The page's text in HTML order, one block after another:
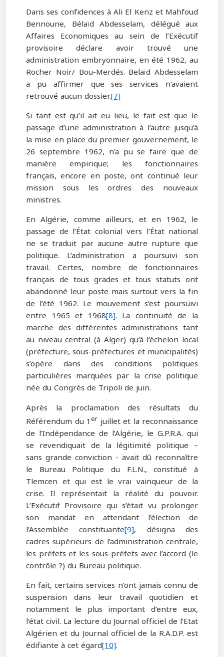
Dans ses confidences à Ali El Kenz et Mahfoud
Bennoune, Bélaïd Abdesselam, délégué aux
Affaires Economiques au sein de l’Exécutif
provisoire déclare avoir trouvé une
administration embryonnaire, en été 1962, au
Rocher Noir/ Bou-Merdés. Belaïd Abdesselam
a pu affirmer que ses services n’avaient
retrouvé aucun dossier.[7]
Si tant est qu’il ait eu lieu, le fait est que le
passage d’une administration à l’autre jusqu’à
la mise en place du premier gouvernement, le
26 septembre 1962, n'a pu se faire que de
manière empirique; les fonctionnaires
français, encore en poste, ont continué leur
mission sous les ordres des nouveaux
ministres.
En Algérie, comme ailleurs, et en 1962, le
passage de l’État colonial vers l’État national
ne se traduit par aucune autre rupture que
politique. L’administration a poursuivi son
travail. Certes, nombre de fonctionnaires
français de tous grades et tous statuts ont
abandonné leur poste mais surtout vers la fin
de l’été 1962. Le mouvement s’est poursuivi
entre 1965 et 1968[8]. La continuité de la
marche des différentes administrations tant
au niveau central (à Alger) qu’à l’échelon local
(préfecture, sous-préfectures et municipalités)
s’opère dans des conditions politiques
particulières marquées par la crise politique
née du Congrès de Tripoli de juin.
Après la proclamation des résultats du
Référendum du 1er juillet et la reconnaissance
de l’Indépendance de l’Algérie, le G.P.R.A. qui
se revendiquait de la légitimité politique –
sans grande conviction - avait dû reconnaître
le Bureau Politique du F.L.N., constitué à
Tlemcen et qui est le vrai vainqueur de la
crise. Il représentait la réalité du pouvoir.
L’Exécutif Provisoire qui s’était vu prolonger
son mandat en attendant l’élection de
l’Assemblée constituante[9], désigna des
cadres supérieurs de l’administration centrale,
les préfets et les sous-préfets avec l’accord (le
contrôle ?) du Bureau politique.
En fait, certains services n’ont jamais connu de
suspension dans leur travail quotidien et
notamment le plus important d’entre eux,
l’état civil. La lecture du Journal officiel de l’Etat
Algérien et du Journal officiel de la R.A.D.P. est
édifiante à cet égard[10].